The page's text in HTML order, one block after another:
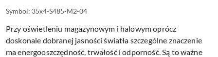
Symbol: 35x4-S485-M2-04
Przy oświetleniu magazynowym i halowym oprócz
doskonale dobranej jasności światła szczególne znaczenie
ma energooszczędność, trwałość i odporność. Są to ważne